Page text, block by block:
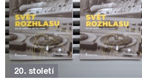
20. století